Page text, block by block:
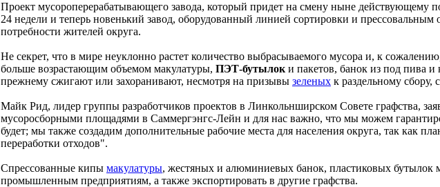
Проект мусороперерабатывающего завода, который придет на смену ныне действующему
24 недели и теперь новенький завод, оборудованный линией сортировки и прессовальным
потребности жителей округа.
Не секрет, что в мире неуклонно растет количество выбрасываемого мусора и, к
больше возрастающим объемом макулатуры, ПЭТ-бутылок и пакетов, банок из под пива
прежнему сжигают или захоранивают, несмотря на призывы зеленых к раздельному сбору,
Майк Рид, лидер группы разработчиков проектов в Линкольнширском Совете графства,
мусоросборными площадями в Саммергэнгс-Лейн и для нас важно, что мы можем
будет; мы также создадим дополнительные рабочие места для населения округа, так как
переработки отходов".
Спрессованные кипы макулатуры, жестяных и алюминиевых банок, пластиковых бутылок
промышленным предприятиям, а также экспортировать в другие графства.